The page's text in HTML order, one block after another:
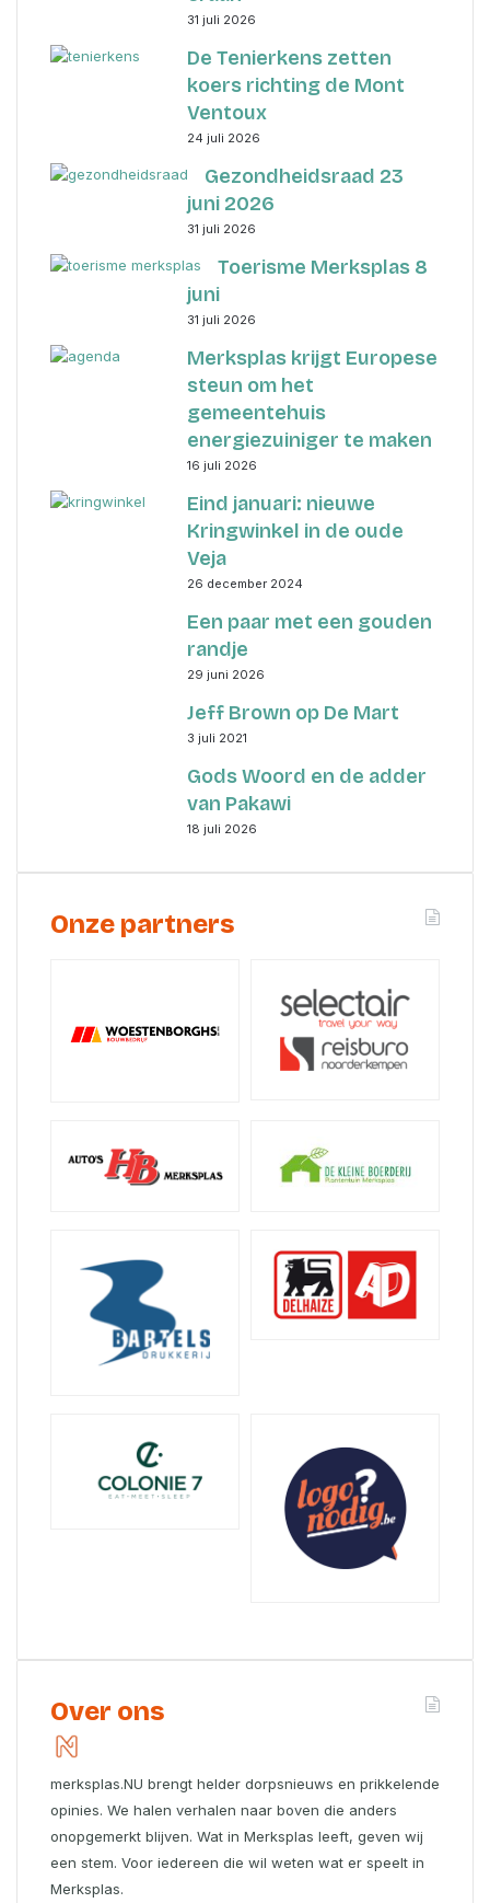
31 juli 2026
De Tenierkens zetten
koers richting de Mont
Ventoux
24 juli 2026
Gezondheidsraad 23
juni 2026
31 juli 2026
Toerisme Merksplas 8
juni
31 juli 2026
Merksplas krijgt Europese
steun om het
gemeentehuis
energiezuiniger te maken
16 juli 2026
Eind januari: nieuwe
Kringwinkel in de oude
Veja
26 december 2024
Een paar met een gouden
randje
29 juni 2026
Jeff Brown op De Mart
3 juli 2021
Gods Woord en de adder
van Pakawi
18 juli 2026
Onze partners
Over ons
merksplas.NU brengt helder dorpsnieuws en prikkelende
opinies. We halen verhalen naar boven die anders
onopgemerkt blijven. Wat in Merksplas leeft, geven wij
een stem. Voor iedereen die wil weten wat er speelt in
Merksplas.